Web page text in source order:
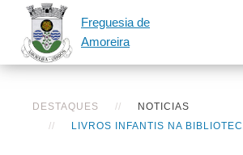
Freguesia de
Amoreira
DESTAQUES
NOTICIAS
LIVROS INFANTIS NA